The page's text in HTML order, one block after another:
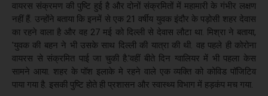
वायरस संक्रमण की पुष्टि हुई है और दोनों संक्रमितों में महामारी के गंभीर लक्षण
नहीं हैं. उन्होंने बताया कि इनमें से एक 21 वर्षीय युवक इंदौर के पड़ोसी शहर देवास
का रहने वाला है और वह 27 मई को दिल्ली से देवास लौटा था. मिश्रा ने बताया,
'युवक की बहन ने भी उसके साथ दिल्ली की यात्रा की थी. वह पहले ही कोरोना
वायरस से संक्रमित पाई जा चुकी है.'वहीं बीते दिन ग्वालियर में भी पहला केस
सामने आया. शहर के पॉश इलाके मे रहने वाले एक व्यक्ति को कोविड पॉजिटिव
पाया गया है. इसकी पुष्टि होते ही प्रशासन और स्वास्थ्य विभाग में हड़कंप मच गया.